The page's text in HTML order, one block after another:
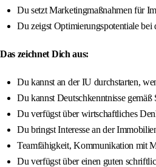
Du setzt Marketingmaßnahmen für
Du zeigst Optimierungspotentiale
Das zeichnet Dich aus:
Du kannst an der IU durchstarten,
Du kannst Deutschkenntnisse
Du verfügst über wirtschaftliches
Du bringst Interesse an der
Teamfähigkeit, Kommunikation mit
Du verfügst über einen guten